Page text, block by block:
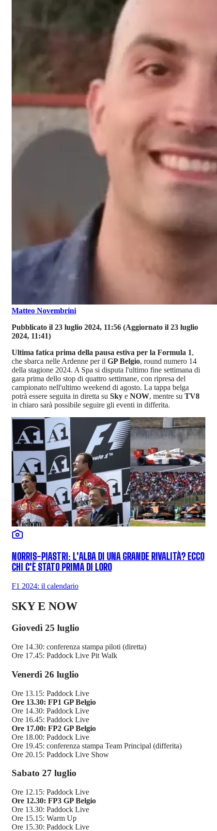
Matteo Novembrini
Pubblicato il 23 luglio 2024, 11:56 (Aggiornato il 23 luglio
2024, 11:41)
Ultima fatica prima della pausa estiva per la Formula 1,
che sbarca nelle Ardenne per il GP Belgio, round numero 14
della stagione 2024. A Spa si disputa l'ultimo fine settimana di
gara prima dello stop di quattro settimane, con ripresa del
campionato nell'ultimo weekend di agosto. La tappa belga
potrà essere seguita in diretta su Sky e NOW, mentre su TV8
in chiaro sarà possibile seguire gli eventi in differita.
NORRIS-PIASTRI: L'ALBA DI UNA GRANDE RIVALITÀ? ECCO
CHI C'È STATO PRIMA DI LORO
F1 2024: il calendario
SKY E NOW
Giovedì 25 luglio
Ore 14.30: conferenza stampa piloti (diretta)
Ore 17.45: Paddock Live Pit Walk
Venerdì 26 luglio
Ore 13.15: Paddock Live
Ore 13.30: FP1 GP Belgio
Ore 14.30: Paddock Live
Ore 16.45: Paddock Live
Ore 17.00: FP2 GP Belgio
Ore 18.00: Paddock Live
Ore 19.45: conferenza stampa Team Principal (differita)
Ore 20.15: Paddock Live Show
Sabato 27 luglio
Ore 12.15: Paddock Live
Ore 12.30: FP3 GP Belgio
Ore 13.30: Paddock Live
Ore 15.15: Warm Up
Ore 15.30: Paddock Live